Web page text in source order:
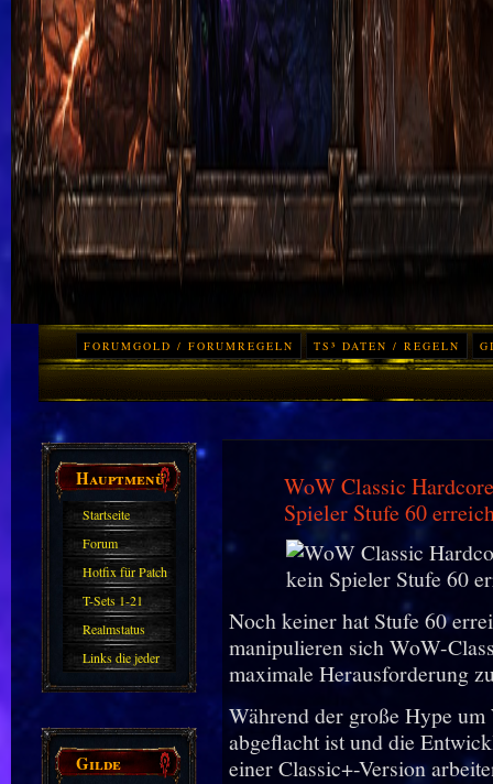
FORUMGOLD / FORUMREGELN TS³ DATEN / REGELN
Hauptmenü
Startseite
Forum
Hotfix für Patch
11.X
T-Sets 1-21
Realmstatus
Links die jeder
kennen sollte?!
Gilde
WoW Classic
Spieler Stufe 60
Noch keiner hat Stufe 60
manipulieren sich WoW-
maximale Herausforderung
Während der große Hype
abgeflacht ist und die
einer Classic+-Version